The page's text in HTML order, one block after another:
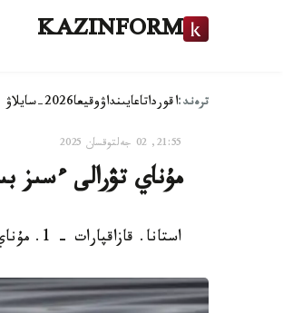
KAZINFORM
ترەند:اقورداتاعايىنداۋوقيعا2026-سايلاۋ
21:55, 02 جەلتوقسان 2025
مۇناي تۋرالى ءسىز
استانا. قازاقپارات - 1. مۇناي ءسوزىنىڭ ءارتۇرلى تىلدەگى نۇسقالارىنىڭ ەتيمولوگياسى